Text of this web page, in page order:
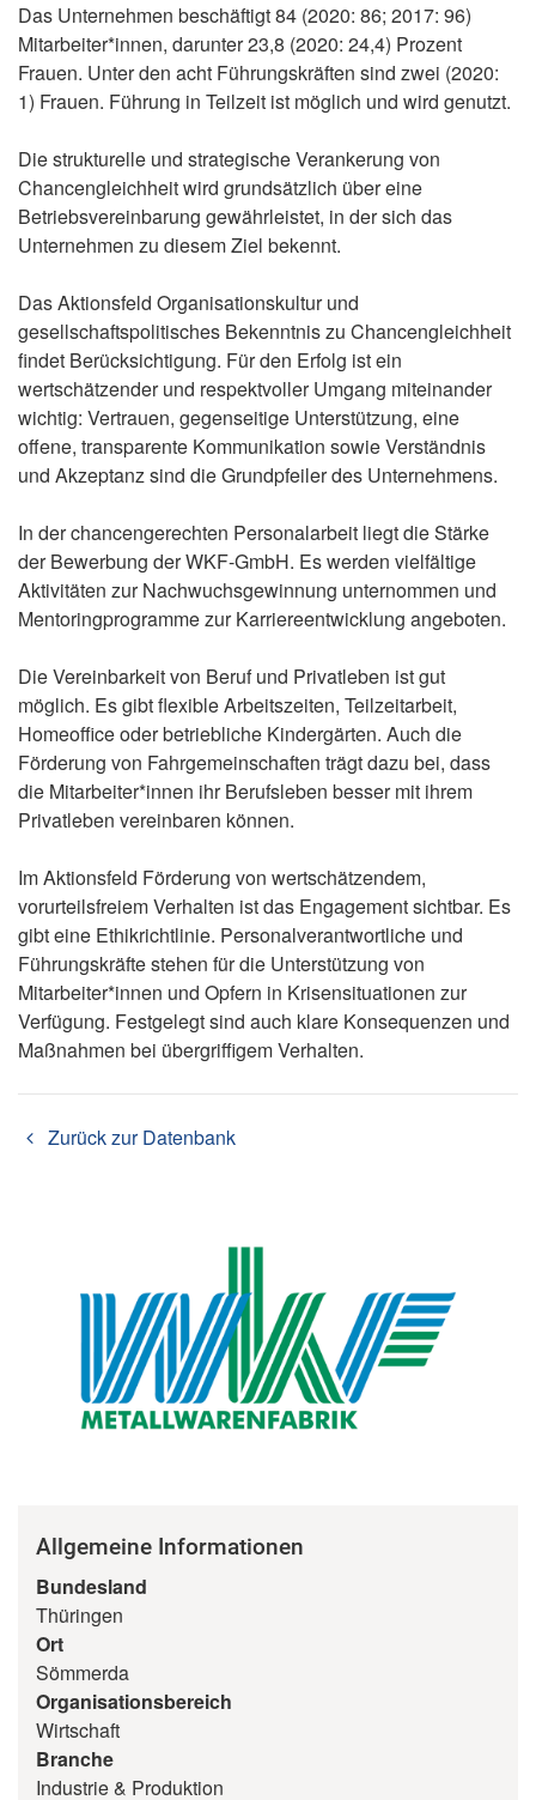
Das Unternehmen beschäftigt 84 (2020: 86; 2017: 96)
Mitarbeiter*innen, darunter 23,8 (2020: 24,4) Prozent
Frauen. Unter den acht Führungskräften sind zwei (2020:
1) Frauen. Führung in Teilzeit ist möglich und wird genutzt.
Die strukturelle und strategische Verankerung von
Chancengleichheit wird grundsätzlich über eine
Betriebsvereinbarung gewährleistet, in der sich das
Unternehmen zu diesem Ziel bekennt.
Das Aktionsfeld Organisationskultur und
gesellschaftspolitisches Bekenntnis zu Chancengleichheit
findet Berücksichtigung. Für den Erfolg ist ein
wertschätzender und respektvoller Umgang miteinander
wichtig: Vertrauen, gegenseitige Unterstützung, eine
offene, transparente Kommunikation sowie Verständnis
und Akzeptanz sind die Grundpfeiler des Unternehmens.
In der chancengerechten Personalarbeit liegt die Stärke
der Bewerbung der WKF-GmbH. Es werden vielfältige
Aktivitäten zur Nachwuchsgewinnung unternommen und
Mentoringprogramme zur Karriereentwicklung angeboten.
Die Vereinbarkeit von Beruf und Privatleben ist gut
möglich. Es gibt flexible Arbeitszeiten, Teilzeitarbeit,
Homeoffice oder betriebliche Kindergärten. Auch die
Förderung von Fahrgemeinschaften trägt dazu bei, dass
die Mitarbeiter*innen ihr Berufsleben besser mit ihrem
Privatleben vereinbaren können.
Im Aktionsfeld Förderung von wertschätzendem,
vorurteilsfreiem Verhalten ist das Engagement sichtbar. Es
gibt eine Ethikrichtlinie. Personalverantwortliche und
Führungskräfte stehen für die Unterstützung von
Mitarbeiter*innen und Opfern in Krisensituationen zur
Verfügung. Festgelegt sind auch klare Konsequenzen und
Maßnahmen bei übergriffigem Verhalten.
Zurück zur Datenbank
Allgemeine Informationen
Bundesland
Thüringen
Ort
Sömmerda
Organisationsbereich
Wirtschaft
Branche
Industrie & Produktion